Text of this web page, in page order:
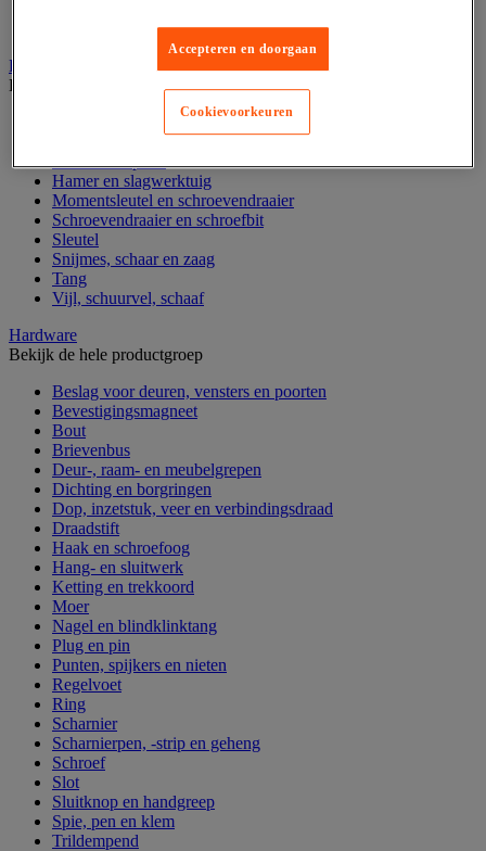
Verrijdbare werktafel
Handgereedschap
Bekijk de hele productgroep
Bankschroef, extractor en klem
Hamer en slagwerktuig
Momentsleutel en schroevendraaier
Schroevendraaier en schroefbit
Sleutel
Snijmes, schaar en zaag
Tang
Vijl, schuurvel, schaaf
Hardware
Bekijk de hele productgroep
Beslag voor deuren, vensters en poorten
Bevestigingsmagneet
Bout
Brievenbus
Deur-, raam- en meubelgrepen
Dichting en borgringen
Dop, inzetstuk, veer en verbindingsdraad
Draadstift
Haak en schroefoog
Hang- en sluitwerk
Ketting en trekkoord
Moer
Nagel en blindklinktang
Plug en pin
Punten, spijkers en nieten
Regelvoet
Ring
Scharnier
Scharnierpen, -strip en geheng
Schroef
Slot
Sluitknop en handgreep
Spie, pen en klem
Trildempend
Accepteren en doorgaan
Cookievoorkeuren